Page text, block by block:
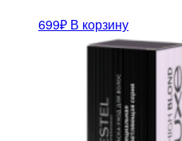
699₽ В корзину